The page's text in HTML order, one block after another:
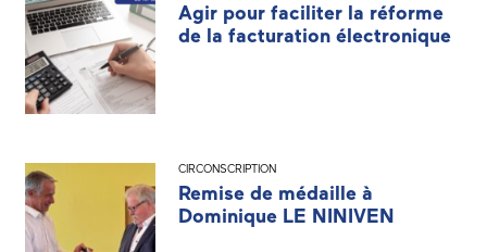
Agir pour faciliter la réforme
de la facturation électronique
CIRCONSCRIPTION
Remise de médaille à
Dominique LE NINIVEN